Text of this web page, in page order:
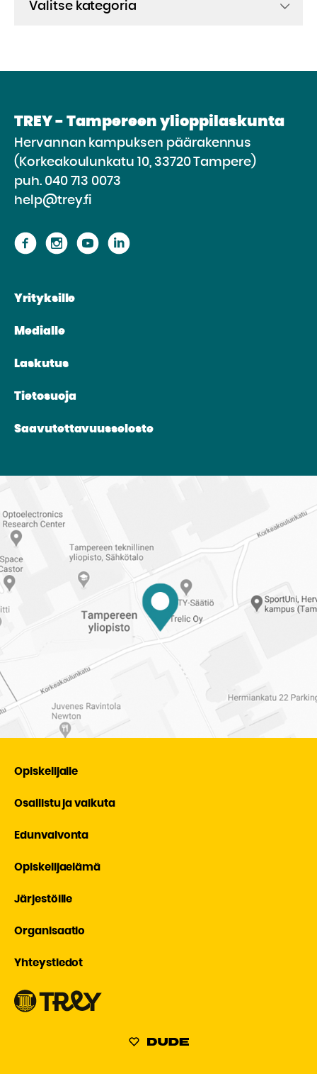
TREY - Tampereen ylioppilaskunta
Hervannan kampuksen päärakennus
(Korkeakoulunkatu 10, 33720 Tampere)
puh. 040 713 0073
help@trey.fi
SiirrySiirrySiirrySiirry
Yrityksille
Medialle
Laskutus
Tietosuoja
Saavutettavuusseloste
ylioppilaskuntaan
Opiskelijalle
Osallistu ja vaikuta
Edunvalvonta
Opiskelijaelämä
Järjestöille
Organisaatio
Yhteystiedot